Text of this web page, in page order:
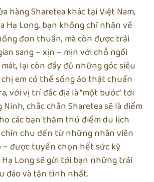
hàng Sharetea khác tại Việt Nam,
Hạ Long, bạn không chỉ nhận về
đơn thuần, mà còn được trải
sang – xịn – mịn với chỗ ngồi
lại còn đầy đủ những góc siêu
em có thể sống ảo thật chuẩn
với vị trí đắc địa là “một bước” tới
Ninh, chắc chắn Sharetea sẽ là điểm
các bạn thăm thú điểm du lịch
chỉn chu đến từ những nhân viên
– được tuyển chọn hết sức kỹ
Long sẽ gửi tới bạn những trải
đáo và tận tình nhất.